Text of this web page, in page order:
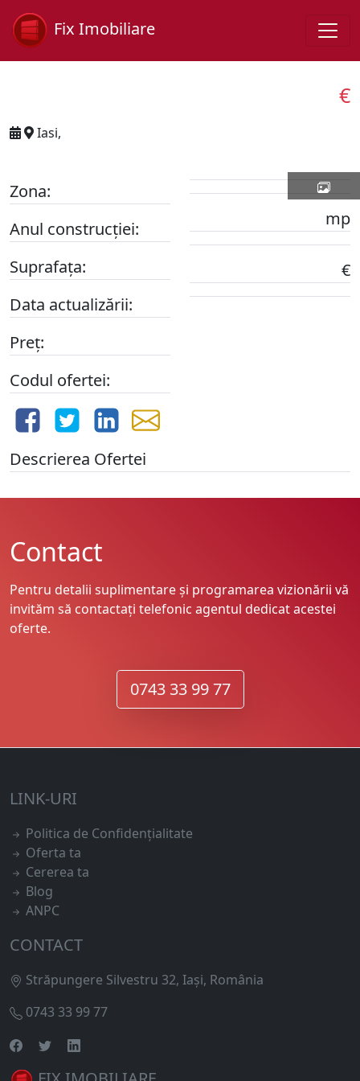
Fix Imobiliare
€
Iasi,
Zona:
Anul construcției:
Suprafața:
Data actualizării:
Preț:
Codul ofertei:
mp
€
Descrierea Ofertei
Contact
Pentru detalii suplimentare și programarea vizionării vă
invităm să contactați telefonic agentul dedicat acestei
oferte.
0743 33 99 77
LINK-URI
Politica de Confidențialitate
Oferta ta
Cererea ta
Blog
ANPC
CONTACT
Străpungere Silvestru 32, Iași, România
0743 33 99 77